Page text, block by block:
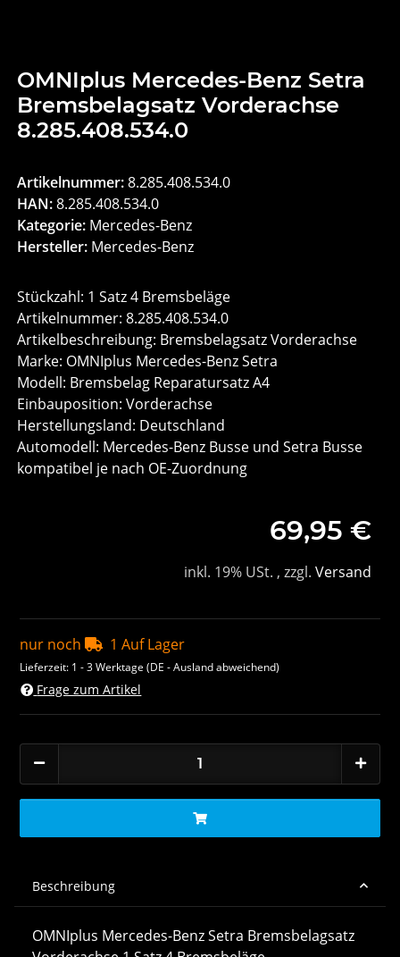
OMNIplus Mercedes-Benz Setra
Bremsbelagsatz Vorderachse
8.285.408.534.0
Artikelnummer:8.285.408.534.0
HAN:8.285.408.534.0
Kategorie: Mercedes-Benz
Hersteller: Mercedes-Benz
Stückzahl: 1 Satz 4 Bremsbeläge
Artikelnummer: 8.285.408.534.0
Artikelbeschreibung: Bremsbelagsatz Vorderachse
Marke: OMNIplus Mercedes-Benz Setra
Modell: Bremsbelag Reparatursatz A4
Einbauposition: Vorderachse
Herstellungsland: Deutschland
Automodell: Mercedes-Benz Busse und Setra Busse
kompatibel je nach OE-Zuordnung
69,95 €
inkl. 19% USt. , zzgl. Versand
nur noch 1 Auf Lager
Lieferzeit: 1 - 3 Werktage(DE - Ausland abweichend)
Frage zum Artikel
Beschreibung
OMNIplus Mercedes-Benz Setra Bremsbelagsatz